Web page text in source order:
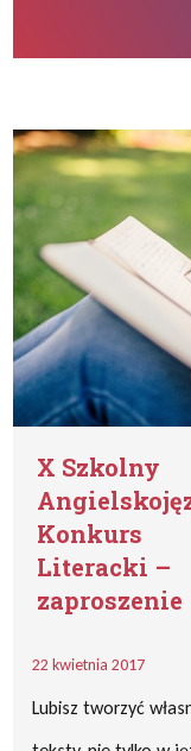
X Szkolny
Konkurs
Literacki –
zaproszenie
22 kwietnia 2017
Lubisz tworzyć